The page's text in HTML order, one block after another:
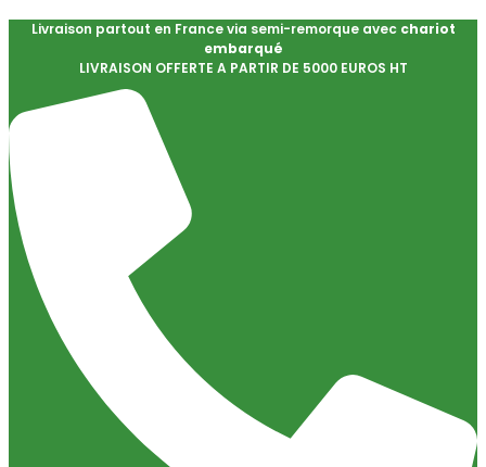
Livraison partout en France via semi-remorque avec chariot
embarqué
LIVRAISON OFFERTE A PARTIR DE 5000 EUROS HT